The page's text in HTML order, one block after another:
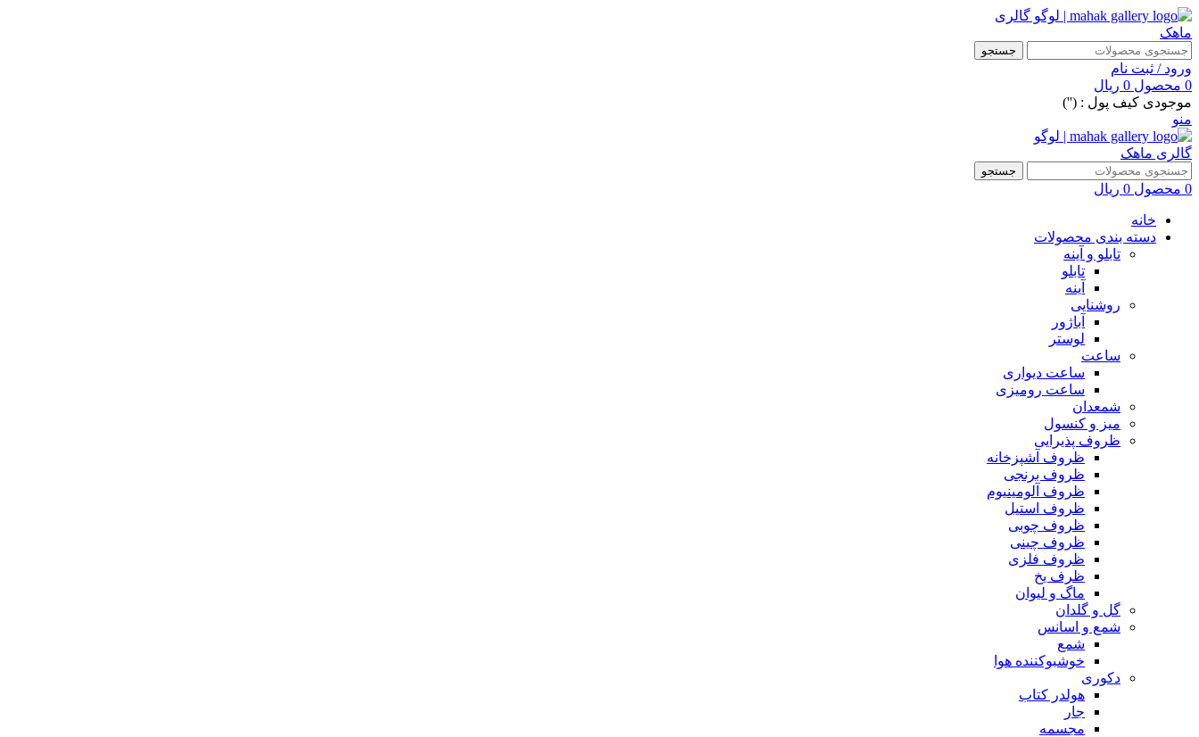
جستجو
ورود / ثبت نام
0 محصول 0 ریال
موجودی کیف پول : ('')
منو
جستجو
0 محصول 0 ریال
خانه
دسته بندی محصولات
تابلو و آینه
تابلو
آینه
روشنایی
آباژور
لوستر
ساعت
ساعت دیواری
ساعت رومیزی
شمعدان
میز و کنسول
ظروف پذیرایی
ظروف آشپزخانه
ظروف برنجی
ظروف آلومینیوم
ظروف استیل
ظروف چوبی
ظروف چینی
ظروف فلزی
ظرف یخ
ماگ و لیوان
گل و گلدان
شمع و اسانس
شمع
خوشبوکننده هوا
دکوری
هولدر کتاب
جار
مجسمه